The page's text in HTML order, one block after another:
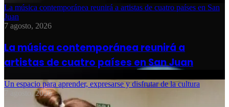
La música contemporánea reunirá a artistas de cuatro países en San
Juan
7 agosto, 2026
La música contemporánea reunirá a
artistas de cuatro países en San Juan
Un espacio para aprender, expresarse y disfrutar de la cultura
7 agosto, 2026